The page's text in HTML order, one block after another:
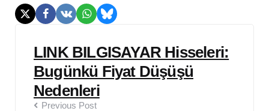
navigation
LINK BILGISAYAR Hisseleri:
Bugünkü Fiyat Düşüşü
Nedenleri
Previous Post